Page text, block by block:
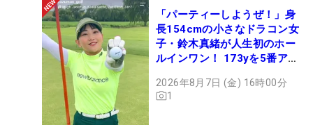
「パーティーしようぜ！」身
長154cmの小さなドラコン女
子・鈴木真緒が人生初のホー
ルインワン！ 173yを5番アイ
2026年8月7日 (金) 16時00分
1